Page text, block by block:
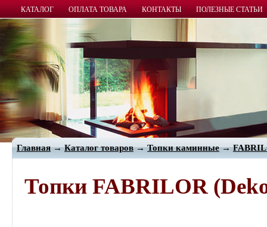
КАТАЛОГ ОПЛАТА ТОВАРА КОНТАКТЫ ПОЛЕЗНЫЕ СТАТЬИ
Главная→Каталог товаров→Топки каминные→
Топки FABRILOR